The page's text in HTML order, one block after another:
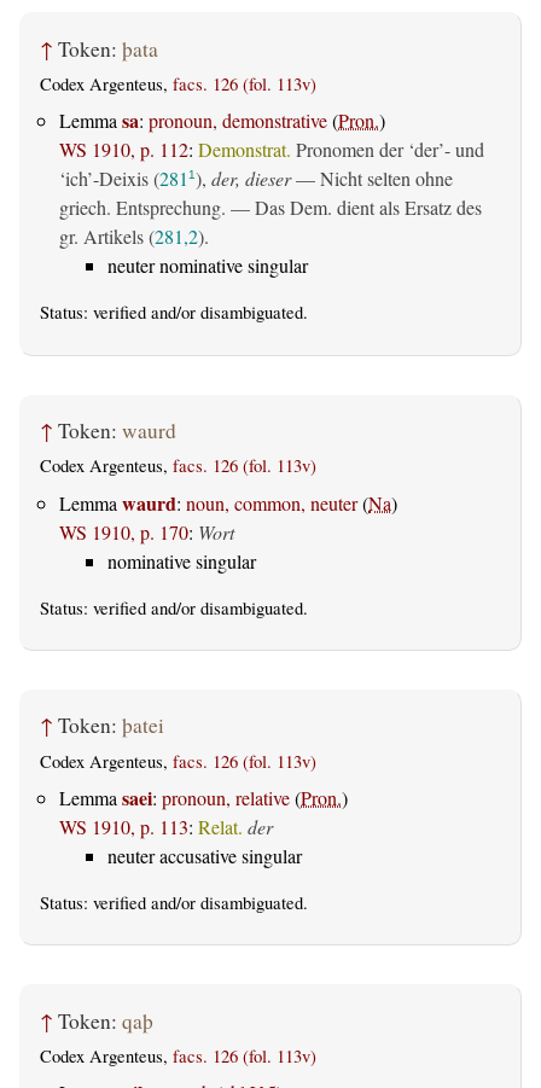
↑ Token: þata
Codex Argenteus, facs. 126 (fol. 113v)
Lemmasa: pronoun, demonstrative(Pron.)
WS 1910, p. 112: Demonstrat. Pronomen der ‘der’- und
‘ich’-Deixis (281 1), der, dieser— Nicht selten ohne
griech. Entsprechung. — Das Dem. dient als Ersatz des
gr. Artikels (281,2).
neuter nominative singular
Status: verified and/or disambiguated.
↑ Token: waurd
Codex Argenteus, facs. 126 (fol. 113v)
Lemma waurd: noun, common, neuter(Na)
WS 1910, p. 170: Wort
nominative singular
Status: verified and/or disambiguated.
↑ Token: þatei
Codex Argenteus, facs. 126 (fol. 113v)
Lemma saei: pronoun, relative(Pron.)
WS 1910, p. 113: Relat. der
neuter accusative singular
Status: verified and/or disambiguated.
↑ Token: qaþ
Codex Argenteus, facs. 126 (fol. 113v)